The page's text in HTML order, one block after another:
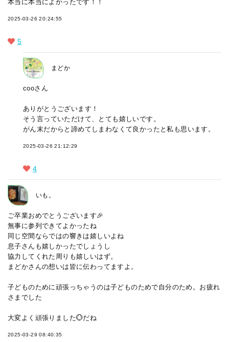
本当に本当によかったです！！
2025-03-26 20:24:55
5
まどか
cooさん
ありがとうございます！
そう言っていただけて、とても嬉しいです。
がん末だからと諦めてしまわなくて良かったと私も思います。
2025-03-26 21:12:29
4
いも。
ご卒業おめでとうございます🎉
無事に参列できてよかったね
同じ空間ならではの響きは嬉しいよね
息子さんも嬉しかったでしょうし
協力してくれた周りも嬉しいはず。
まどかさんの想いは皆に伝わってますよ。
子どものために頑張っちゃうのは子どものためで自分のため。お疲れ
さまでした
大変よく頑張りました💮だね
2025-03-29 08:40:35